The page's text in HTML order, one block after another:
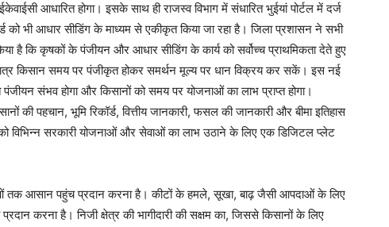
आधारित होगा। इसके साथ ही राजस्व विभाग में संधारित भुईयां पोर्टल में दर्ज
को भी आधार सीडिंग के माध्यम से एकीकृत किया जा रहा है। जिला प्रशासन ने सभी
है कि कृषकों के पंजीयन और आधार सीडिंग के कार्य को सर्वोच्च प्राथमिकता देते हुए
किसान समय पर पंजीकृत होकर समर्थन मूल्य पर धान विक्रय कर सकें। इस नई
पंजीयन संभव होगा और किसानों को समय पर योजनाओं का लाभ प्राप्त होगा।
की पहचान, भूमि रिकॉर्ड, वित्तीय जानकारी, फसल की जानकारी और बीमा इतिहास
विभिन्न सरकारी योजनाओं और सेवाओं का लाभ उठाने के लिए एक डिजिटल प्लेट
तक आसान पहुंच प्रदान करना है। कीटों के हमले, सूखा, बाढ़ जैसी आपदाओं के लिए
करना है। निजी क्षेत्र की भागीदारी की सक्षम का, जिससे किसानों के लिए